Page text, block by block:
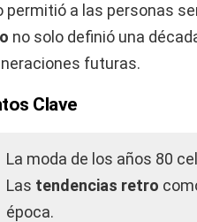
permitió a las personas
no solo definió una
futuras.
Clave
La moda de los años 80
Las tendencias retro
época.